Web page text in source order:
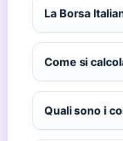
La Borsa
Come si
Quali sono i